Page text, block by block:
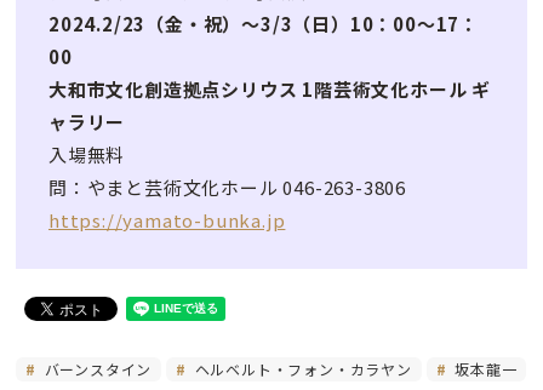
2024.2/23（金・祝）〜3/3（日）10：00〜17：
00
大和市文化創造拠点シリウス 1階芸術文化ホール ギ
ャラリー
入場無料
問：やまと芸術文化ホール 046-263-3806
https://yamato-bunka.jp
バーンスタイン ヘルベルト・フォン・カラヤン
坂本龍一